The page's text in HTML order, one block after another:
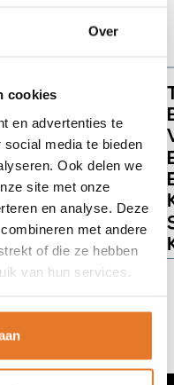
Over
cookies
en advertenties te
media te bieden
Ook delen we
site met onze
en analyse. Deze
met andere
of die ze hebben
van hun services.